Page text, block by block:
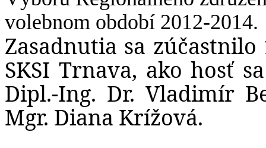
volebnom období 2012-2014.
Zasadnutia sa zúčastnilo
SKSI Trnava, ako hosť
Dipl.-Ing. Dr. Vladimír
Mgr. Diana Krížová.